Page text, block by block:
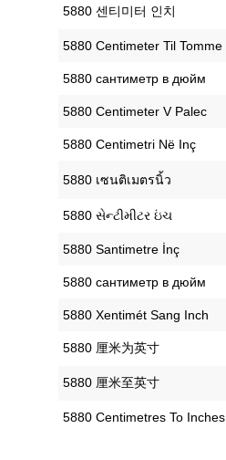
‎5880 센티미터 인치
‎5880 Centimeter Til Tomme
‎5880 сантиметр в дюйм
‎5880 Centimeter V Palec
‎5880 Centimetri Në Inç
‎5880 เซนติเมตรนิ้ว
‎5880 સેન્ટીમીટર ઇંચ
‎5880 Santimetre İnç
‎5880 сантиметр в дюйм
‎5880 Xentimét Sang Inch
‎5880 厘米为英寸
‎5880 厘米至英寸
‎5880 Centimetres To Inches